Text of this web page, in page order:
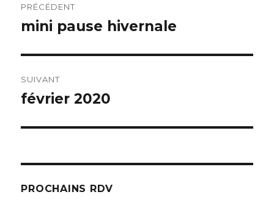
de
PRÉCÉDENT
Publication
mini pause hivernale
SUIVANT
Publication
février 2020
PROCHAINS RDV